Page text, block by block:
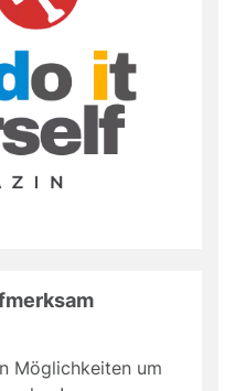
Möglichkeiten um